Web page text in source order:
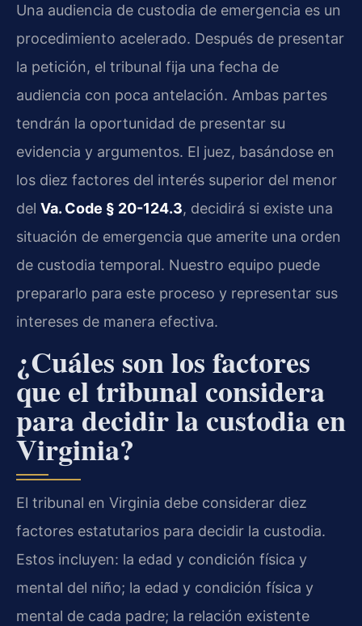
Una audiencia de custodia de emergencia es un
procedimiento acelerado. Después de presentar
la petición, el tribunal fija una fecha de
audiencia con poca antelación. Ambas partes
tendrán la oportunidad de presentar su
evidencia y argumentos. El juez, basándose en
los diez factores del interés superior del menor
del Va. Code § 20-124.3, decidirá si existe una
situación de emergencia que amerite una orden
de custodia temporal. Nuestro equipo puede
prepararlo para este proceso y representar sus
intereses de manera efectiva.
¿Cuáles son los factores
que el tribunal considera
para decidir la custodia en
Virginia?
El tribunal en Virginia debe considerar diez
factores estatutarios para decidir la custodia.
Estos incluyen: la edad y condición física y
mental del niño; la edad y condición física y
mental de cada padre; la relación existente